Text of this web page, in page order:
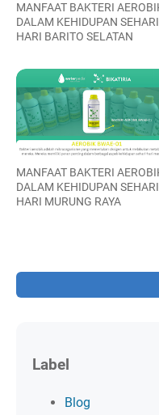
MANFAAT BAKTERI
DALAM KEHIDUPAN
HARI BARITO SELATAN
MANFAAT BAKTERI
DALAM KEHIDUPAN
HARI MURUNG RAYA
Label
Blog